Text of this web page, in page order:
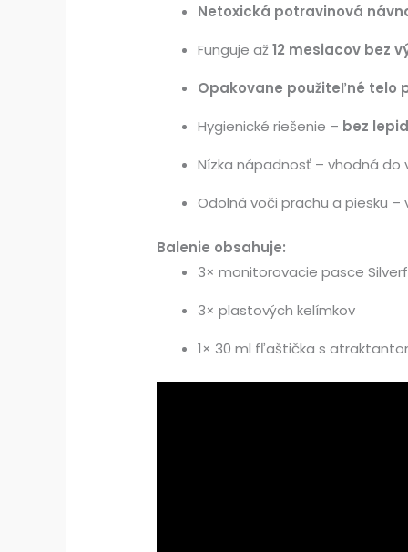
Netoxická potravinová
Funguje až12 mesiacov bez
Opakovane použiteľné telo
Hygienické riešenie – bez
Nízka nápadnosť – vhodná
Odolná voči prachu a piesku
Balenie obsahuje:
3× monitorovacie pasce
3× plastových kelímkov
1× 30 ml fľaštička s